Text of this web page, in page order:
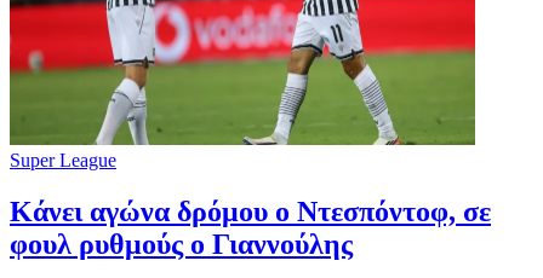
Super League
Kάνει αγώνα δρόμου ο Ντεσπόντοφ, σε
φουλ ρυθμούς ο Γιαννούλης